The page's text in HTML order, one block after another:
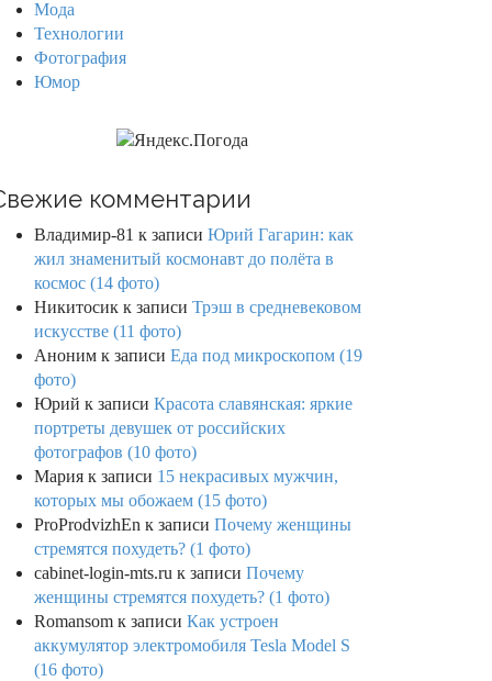
Мода
Технологии
Фотография
Юмор
комментарии
Владимир-81 к записи Юрий Гагарин: как
жил знаменитый космонавт до полёта в
космос (14 фото)
Никитосик к записи Трэш в средневековом
искусстве (11 фото)
Аноним к записи Еда под микроскопом (19
фото)
Юрий к записи Красота славянская: яркие
портреты девушек от российских
фотографов (10 фото)
Мария к записи 15 некрасивых мужчин,
которых мы обожаем (15 фото)
ProProdvizhEn к записи Почему женщины
стремятся похудеть? (1 фото)
cabinet-login-mts.ru к записи Почему
женщины стремятся похудеть? (1 фото)
Romansom к записи Как устроен
аккумулятор электромобиля Tesla Model S
(16 фото)